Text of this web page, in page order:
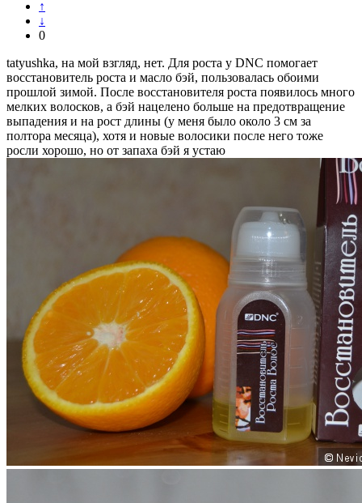
↑
↓
0
tatyushka, на мой взгляд, нет. Для роста у DNC помогает
восстановитель роста и масло бэй, пользовалась обоими
прошлой зимой. После восстановителя роста появилось много
мелких волосков, а бэй нацелено больше на предотвращение
выпадения и на рост длины (у меня было около 3 см за
полтора месяца), хотя и новые волосики после него тоже
росли хорошо, но от запаха бэй я устаю